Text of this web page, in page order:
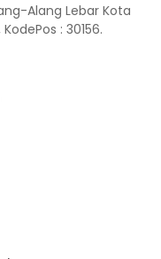
Alang Lebar Kota
: 30156.